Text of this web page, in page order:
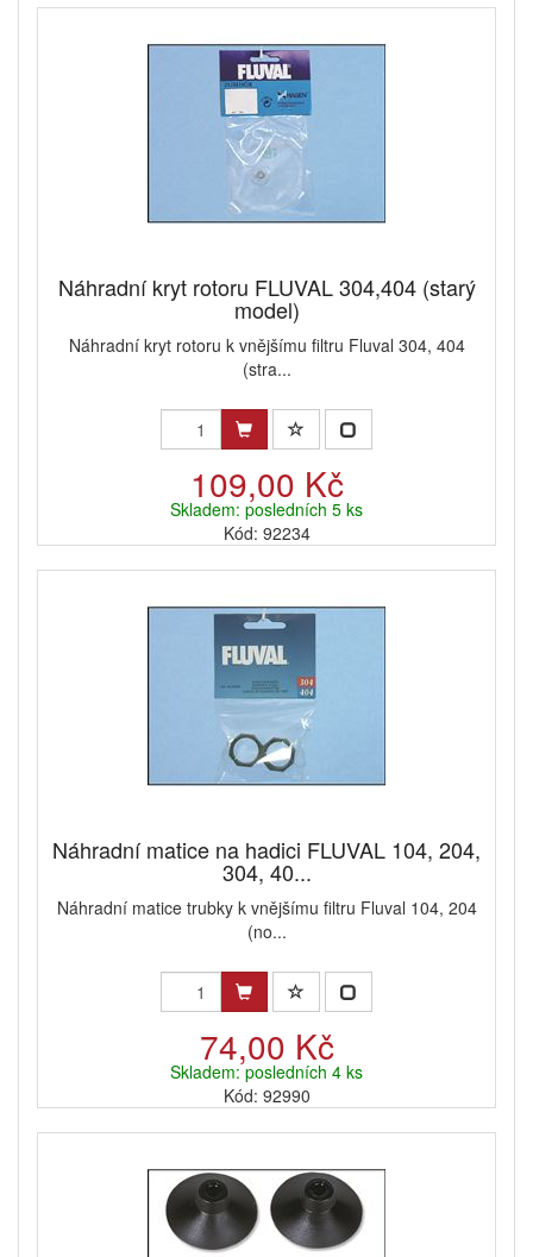
Náhradní kryt rotoru FLUVAL 304,404 (starý
model)
Náhradní kryt rotoru k vnějšímu filtru Fluval 304, 404
(stra...
109,00 Kč
Skladem: posledních 5 ks
Kód: 92234
Náhradní matice na hadici FLUVAL 104, 204,
304, 40...
Náhradní matice trubky k vnějšímu filtru Fluval 104, 204
(no...
74,00 Kč
Skladem: posledních 4 ks
Kód: 92990